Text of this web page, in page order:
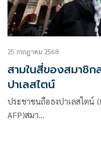
25 กรกฎาคม 2568
สามในสี่ของสมาชิ
ปาเลสไตน์
ประชาชนถือธงปาเลสไตน์
AFP)สมา…